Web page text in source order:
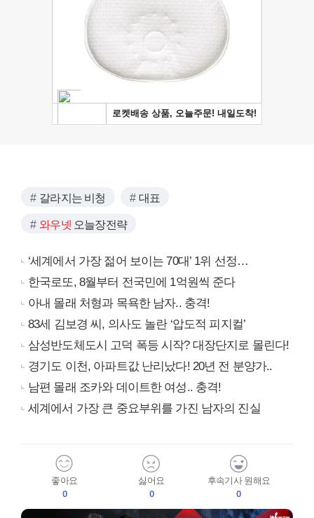
갈라지는 비청 대표
와우넷 오늘장전략
‘세계에서 가장 젊어 보이는 70대’ 1위 선정…
한국로또, 8월부터 전국민에 1억원씩 준다
아내 몰래 처형과 목욕한 남자.. 충격!
83세 김보경 씨, 의사도 놀란 ‘압도적 피지컬’
삼성반도체도시 고덕 폭등 시작? 대장단지로 몰린다!
경기도 이천, 아파트값 난리났다! 20년 전 분양가..
남편 몰래 조카와 데이트한 여성.. 충격!
세계에서 가장 큰 중요부위를 가진 남자의 진실
좋아요
0
싫어요
0
후속기사 원해요
0